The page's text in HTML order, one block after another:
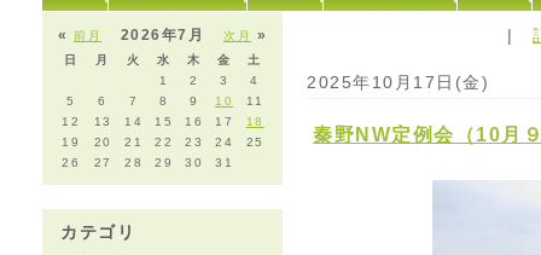
«前月 次月 »
2026年7月
日 月 火 水 木 金
土
1
2 3
4
5
6 7 8 9 10
11
12
13 14 15 16 17
18
19
20 21 22 23 24
25
26
27 28 29 30 31
カテゴリ
|
2025年10月17日(金)
秦野NW定例会（10月